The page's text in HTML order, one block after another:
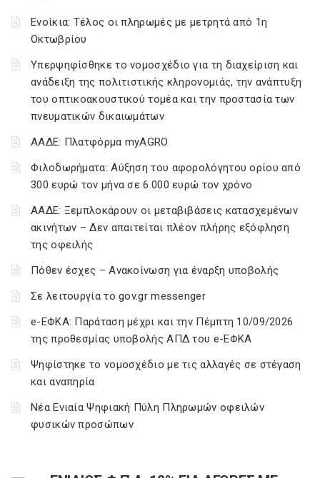
Ενοίκια: Τέλος οι πληρωμές με μετρητά από 1η
Οκτωβρίου
Υπερψηφίσθηκε το νομοσχέδιο για τη διαχείριση και
ανάδειξη της πολιτιστικής κληρονομιάς, την ανάπτυξη
του οπτικοακουστικού τομέα και την προστασία των
πνευματικών δικαιωμάτων
ΑΑΔΕ: Πλατφόρμα myAGRO
Φιλοδωρήματα: Αύξηση του αφορολόγητου ορίου από
300 ευρώ τον μήνα σε 6.000 ευρώ τον χρόνο
ΑΑΔΕ: Ξεμπλοκάρουν οι μεταβιβάσεις κατασχεμένων
ακινήτων – Δεν απαιτείται πλέον πλήρης εξόφληση
της οφειλής
Πόθεν έσχες – Ανακοίνωση για έναρξη υποβολής
Σε λειτουργία το gov.gr messenger
e-ΕΦΚΑ: Παράταση μέχρι και την Πέμπτη 10/09/2026
της προθεσμίας υποβολής ΑΠΔ του e-ΕΦΚΑ
Ψηφίστηκε το νομοσχέδιο με τις αλλαγές σε στέγαση
και αναπηρία
Νέα Ενιαία Ψηφιακή Πύλη Πληρωμών οφειλών
φυσικών προσώπων